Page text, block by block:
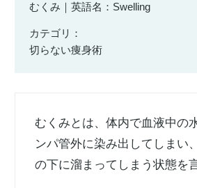
むくみ｜英語名：Swelling
カテゴリ：
切らない痩身術
むくみとは、体内で血液中の
ンパ管外に染み出してしまい
の下に溜まってしまう状態を